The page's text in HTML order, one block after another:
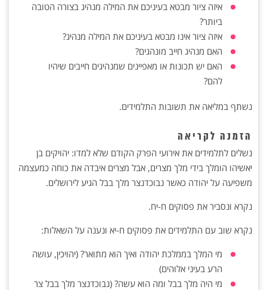
איזה ציור מבטא בעיניכם את המילה מנהיג בצורה הטובה
ביותר?
איזה ציור אינו מבטא בעיניכם את המילה מנהיג?
האם מנהיג חייב מונהגים?
האם יש תכונות או מאפיינים שמנהיגים חייבים שיהיו
להם?
נשתף במליאה את תשובות התלמידים.
הזמנה לקריאה
נשלים לתלמידים את אירועי הפרק הקודם שלא למדו: יהויקים בן
יאשיהו הומלך בידי מלך מצרים, אבל מצרים איבדה את כוחה כמעצמה
משפיעה על יהודה כאשר נבוכדנצר מלך בבל הגיע לירושלים.
נקרא ונסביר את פסוקים ח-יח.
נקרא שוב עם התלמידים את פסוקים ח-יא ונענה על השאלות:
מי המלך בממלכת יהודה ואיך הוא מתואר? (יהויכין, עושה
הרע בעיני אלוהים)
מי היה מלך בבל ומה הוא עשה? (נבוכדנצר מלך בבל צר